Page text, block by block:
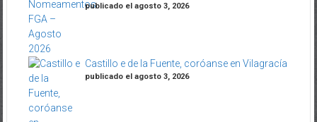
publicado el agosto 3, 2026
Castillo e de la Fuente, coróanse en Vilagracía
publicado el agosto 3, 2026